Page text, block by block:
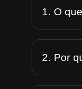
1. O
2. Por